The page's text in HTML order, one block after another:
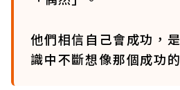
他們相信自己會成功，
識中不斷想像那個成功